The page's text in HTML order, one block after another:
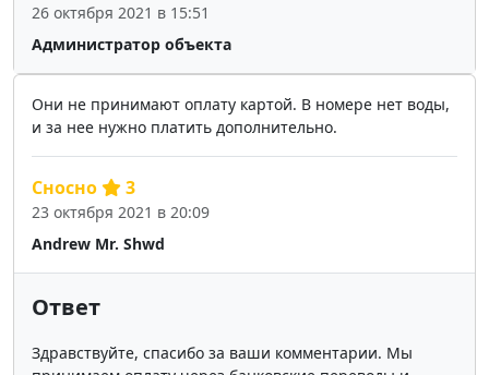
Администратор объекта
26 октября 2021 в 15:51
Они не принимают оплату картой. В номере нет воды,
и за нее нужно платить дополнительно.
Andrew Mr. Shwd
Сносно 3
23 октября 2021 в 20:09
Ответ
Здравствуйте, спасибо за ваши комментарии. Мы